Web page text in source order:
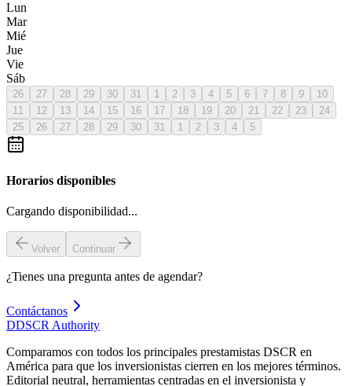
Lun
Mar
Mié
Jue
Vie
Sáb
26 27 28 29 30 31 1 2 3 4 5 6 7 8 9
10
11
12 13 14 15 16 17 18 19 20 21 22 23
24
25
26 27 28 29 30 31 1 2 3 4 5
Horarios disponibles
Cargando disponibilidad...
Volver Continuar
¿Tienes una pregunta antes de agendar?
Contáctanos
DDSCR Authority
Comparamos con todos los principales prestamistas DSCR en
América para que los inversionistas cierren en los mejores términos.
Editorial neutral, herramientas centradas en el inversionista y